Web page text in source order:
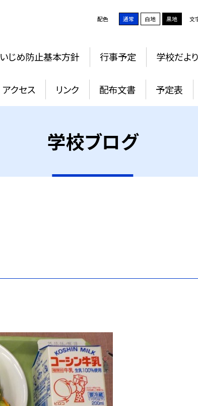
配色 通常 白地 黒地 文
いじめ防止基本方針 行事予定 学校だより
アクセス リンク 配布文書 予定表
学校ブログ